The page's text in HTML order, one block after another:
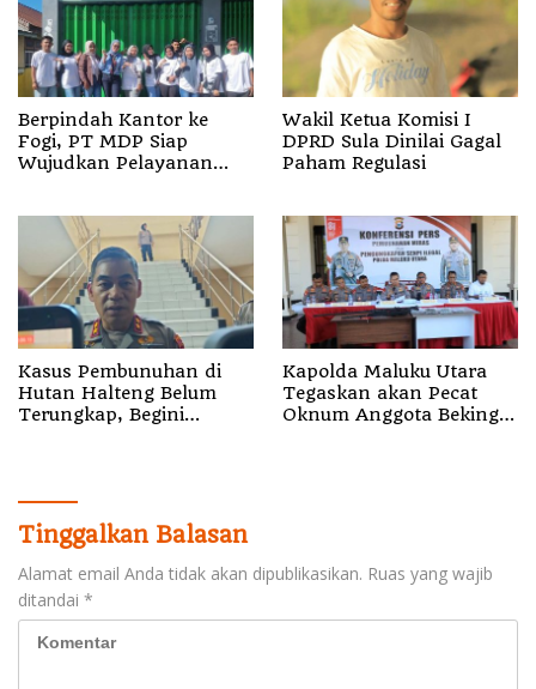
Berpindah Kantor ke
Fogi, PT MDP Siap
Wujudkan Pelayanan
Wakil Ketua Komisi I
DPRD Sula Dinilai Gagal
Paham Regulasi
Kasus Pembunuhan di
Hutan Halteng Belum
Terungkap, Begini
Kapolda Maluku Utara
Tegaskan akan Pecat
Oknum Anggota Bekingi
Tinggalkan Balasan
Alamat email Anda tidak akan dipublikasikan. Ruas yang wajib
ditandai *